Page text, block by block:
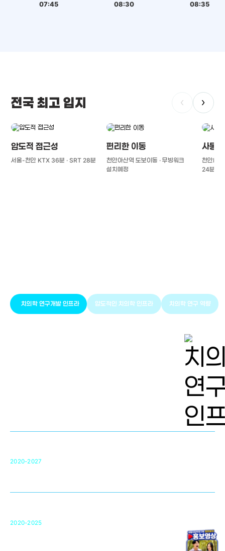
07:45 08:30 08:35
전국 최고 입지 ‹ ›
압도적 접근성
서울-천안 KTX 36분 · SRT 28분
편리한 이동
천안아산역 도보이동 · 무빙워크
설치예정
사통
천안IC(
24분
치의학 연구개발 인프라 압도적인 치의학 인프라 치의학 연구 역량
2020-2027
2020-2025
미국 베크만연구소